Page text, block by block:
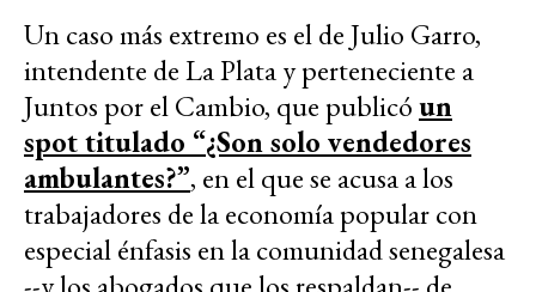
Un caso más extremo es el de Julio Garro,
intendente de La Plata y perteneciente a
Juntos por el Cambio, que publicóun
spot titulado “¿Son solo vendedores
ambulantes?”, en el que se acusa a los
trabajadores de la economía popular con
especial énfasis en la comunidad senegalesa